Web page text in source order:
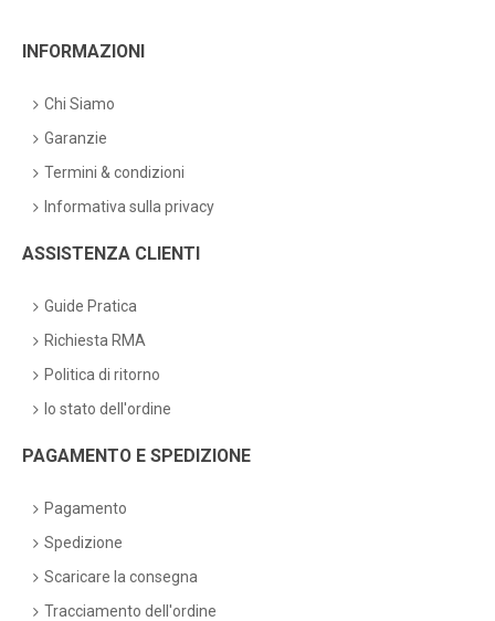
INFORMAZIONI
Chi Siamo
Garanzie
Termini & condizioni
Informativa sulla privacy
ASSISTENZA CLIENTI
Guide Pratica
Richiesta RMA
Politica di ritorno
lo stato dell'ordine
PAGAMENTO E SPEDIZIONE
Pagamento
Spedizione
Scaricare la consegna
Tracciamento dell'ordine